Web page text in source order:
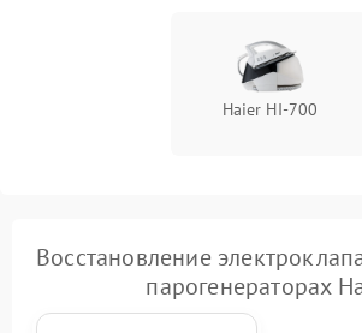
Haier HI-700
Восстановление
парогенераторах